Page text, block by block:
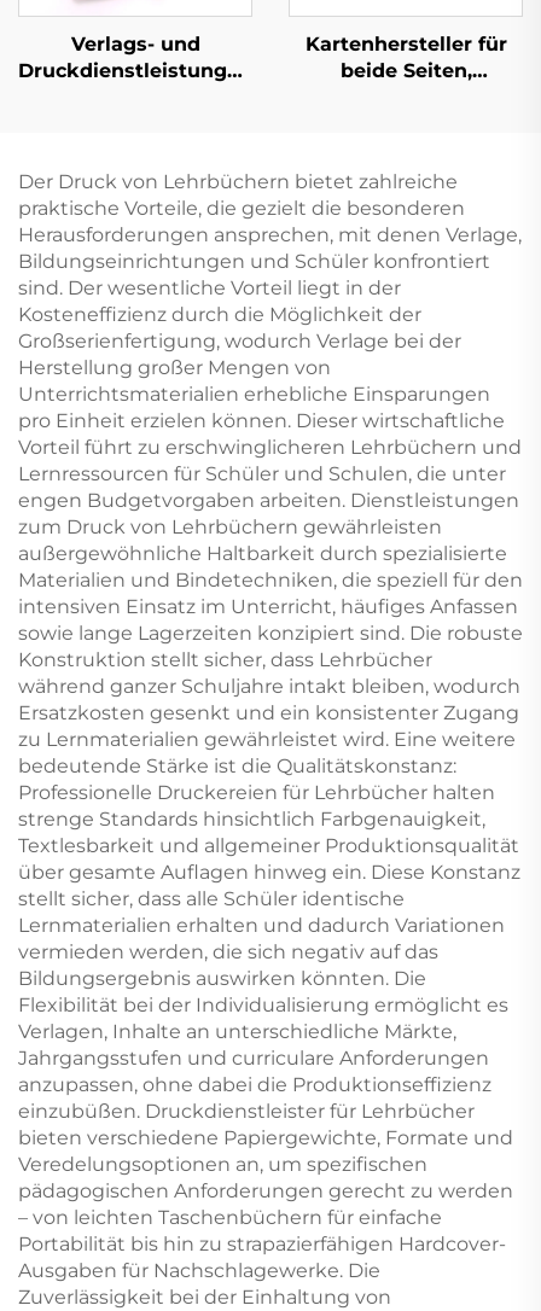
Verlags- und
Druckdienstleistungen
Kindergarten Bildung
Hardcover Bücher
Kartenhersteller für
beide Seiten,
individueller Druck
und
Verpackungsdruck für
Erwachsene und
Paare
Der Druck von Lehrbüchern bietet zahlreiche
praktische Vorteile, die gezielt die besonderen
Herausforderungen ansprechen, mit denen Verlage,
Bildungseinrichtungen und Schüler konfrontiert
sind. Der wesentliche Vorteil liegt in der
Kosteneffizienz durch die Möglichkeit der
Großserienfertigung, wodurch Verlage bei der
Herstellung großer Mengen von
Unterrichtsmaterialien erhebliche Einsparungen
pro Einheit erzielen können. Dieser wirtschaftliche
Vorteil führt zu erschwinglicheren Lehrbüchern und
Lernressourcen für Schüler und Schulen, die unter
engen Budgetvorgaben arbeiten. Dienstleistungen
zum Druck von Lehrbüchern gewährleisten
außergewöhnliche Haltbarkeit durch spezialisierte
Materialien und Bindetechniken, die speziell für den
intensiven Einsatz im Unterricht, häufiges Anfassen
sowie lange Lagerzeiten konzipiert sind. Die robuste
Konstruktion stellt sicher, dass Lehrbücher
während ganzer Schuljahre intakt bleiben, wodurch
Ersatzkosten gesenkt und ein konsistenter Zugang
zu Lernmaterialien gewährleistet wird. Eine weitere
bedeutende Stärke ist die Qualitätskonstanz:
Professionelle Druckereien für Lehrbücher halten
strenge Standards hinsichtlich Farbgenauigkeit,
Textlesbarkeit und allgemeiner Produktionsqualität
über gesamte Auflagen hinweg ein. Diese Konstanz
stellt sicher, dass alle Schüler identische
Lernmaterialien erhalten und dadurch Variationen
vermieden werden, die sich negativ auf das
Bildungsergebnis auswirken könnten. Die
Flexibilität bei der Individualisierung ermöglicht es
Verlagen, Inhalte an unterschiedliche Märkte,
Jahrgangsstufen und curriculare Anforderungen
anzupassen, ohne dabei die Produktionseffizienz
einzubüßen. Druckdienstleister für Lehrbücher
bieten verschiedene Papiergewichte, Formate und
Veredelungsoptionen an, um spezifischen
pädagogischen Anforderungen gerecht zu werden
– von leichten Taschenbüchern für einfache
Portabilität bis hin zu strapazierfähigen Hardcover-
Ausgaben für Nachschlagewerke. Die
Zuverlässigkeit bei der Einhaltung von